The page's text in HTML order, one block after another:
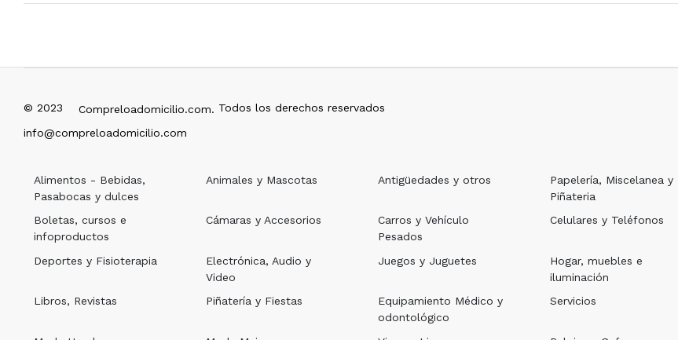
© 2023 Compreloadomicilio.com. Todos los derechos reservados
info@compreloadomicilio.com
Alimentos - Bebidas,
Pasabocas y dulces
Animales y Mascotas Antigüedades y otros
Papelería, Miscelanea y
Piñateria
Boletas, cursos e
infoproductos
Cámaras y Accesorios
Carros y Vehículo
Pesados
Celulares y Teléfonos
Deportes y Fisioterapia
Electrónica, Audio y
Video
Juegos y Juguetes
Hogar, muebles e
iluminación
Libros, Revistas Piñatería y Fiestas
Equipamiento Médico y
odontológico
Servicios